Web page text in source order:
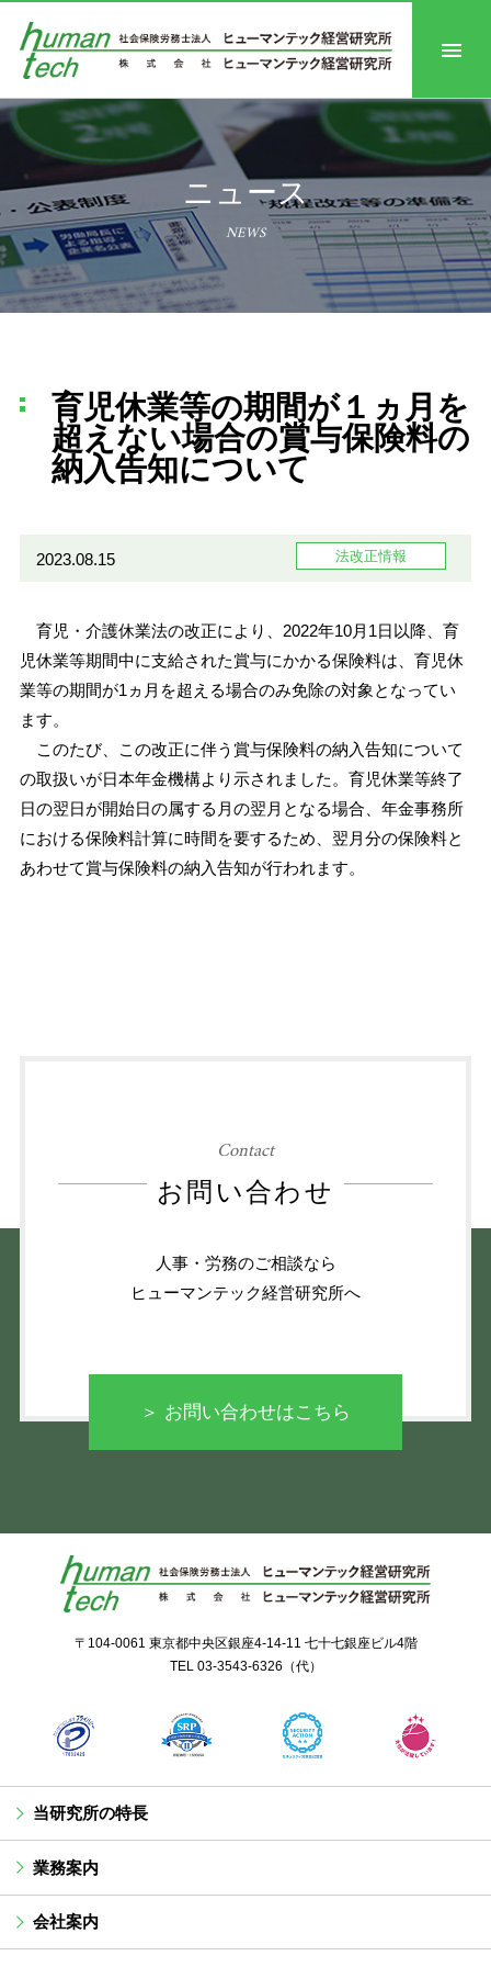
ニュース
NEWS
育児休業等の期間が１ヵ月を
超えない場合の賞与保険料の
納入告知について
2023.08.15 法改正情報
育児・介護休業法の改正により、2022年10月1日以降、育
児休業等期間中に支給された賞与にかかる保険料は、育児休
業等の期間が1ヵ月を超える場合のみ免除の対象となってい
ます。
このたび、この改正に伴う賞与保険料の納入告知について
の取扱いが日本年金機構より示されました。育児休業等終了
日の翌日が開始日の属する月の翌月となる場合、年金事務所
における保険料計算に時間を要するため、翌月分の保険料と
あわせて賞与保険料の納入告知が行われます。
Contact
お問い合わせ
人事・労務のご相談なら
ヒューマンテック経営研究所へ
＞ お問い合わせはこちら
〒104-0061 東京都中央区銀座4-14-11 七十七銀座ビル4階
TEL 03-3543-6326 （代）
当研究所の特長
業務案内
会社案内